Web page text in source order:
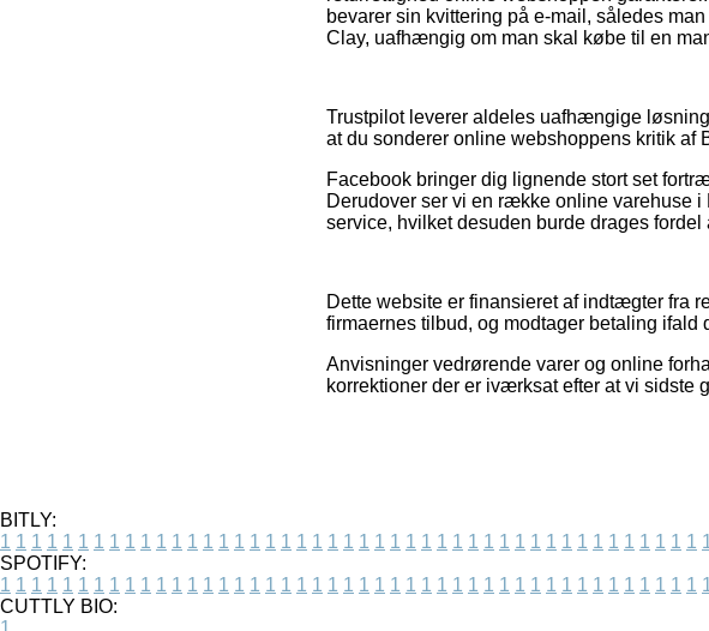
bevarer sin kvittering på e-mail, således
Clay, uafhængig om man skal købe til en
Trustpilot leverer aldeles uafhængige
at du sonderer online webshoppens kritik
Facebook bringer dig lignende stort set
Derudover ser vi en række online varehuse
service, hvilket desuden burde drages
Dette website er finansieret af indtægter fra
firmaernes tilbud, og modtager betaling
Anvisninger vedrørende varer og online
korrektioner der er iværksat efter at vi sidste
BITLY:
1 1 1 1 1 1 1 1 1 1 1 1 1 1 1 1 1 1 1 1 1 1 1 1 1 1 1 1 1 1 1 1 1 1 1 1 1 1 1 1 1 1 1 1 1
SPOTIFY:
1 1 1 1 1 1 1 1 1 1 1 1 1 1 1 1 1 1 1 1 1 1 1 1 1 1 1 1 1 1 1 1 1 1 1 1 1 1 1 1 1 1 1 1 1
CUTTLY BIO: